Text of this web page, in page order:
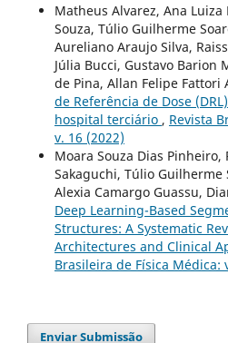
Matheus Alvarez, Ana
Souza, Túlio Guilherme
Aureliano Araujo Silva,
Júlia Bucci, Gustavo Barion
de Pina, Allan Felipe Fattori
de Referência de Dose
hospital terciário , Revista
v. 16 (2022)
Moara Souza Dias
Sakaguchi, Túlio Guilherme
Alexia Camargo Guassu,
Deep Learning-Based
Structures: A Systematic
Architectures and Clinical
Brasileira de Física Médica:
Enviar Submissão